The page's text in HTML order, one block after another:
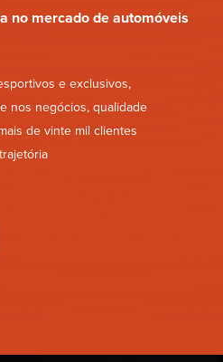
no mercado de automóveis
e exclusivos,
nos negócios, qualidade
de vinte mil clientes